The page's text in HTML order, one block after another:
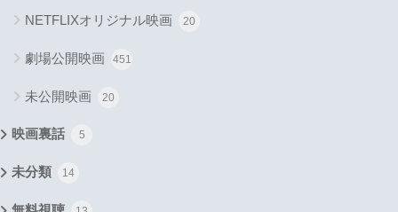
NETFLIXオリジナル映画 20
劇場公開映画 451
未公開映画 20
映画裏話 5
未分類 14